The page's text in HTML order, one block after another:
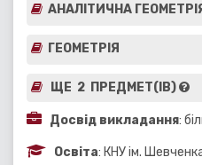
АНАЛІТИЧНА
ГЕОМЕТРІЯ
ЩЕ 2 ПРЕДМЕТ(ІВ)
Досвід викладання:
Освіта: КНУ ім.